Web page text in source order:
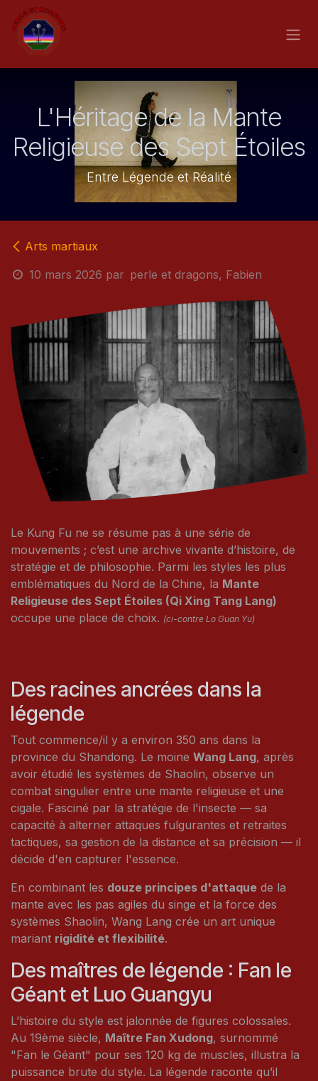
Se rendre au contenu
L'Héritage de la Mante
Religieuse des Sept Étoiles
Entre Légende et Réalité
Arts martiaux
10 mars 2026 par perle et dragons, Fabien
Le Kung Fu ne se résume pas à une série de
mouvements ; c’est une archive vivante d’histoire, de
stratégie et de philosophie. Parmi les styles les plus
emblématiques du Nord de la Chine, la Mante
Religieuse des Sept Étoiles (Qi Xing Tang Lang)
occupe une place de choix. (ci-contre Lo Guan Yu)
Des racines ancrées dans la
légende
Tout commence/il y a environ 350 ans dans la
province du Shandong. Le moine Wang Lang, après
avoir étudié les systèmes de Shaolin, observe un
combat singulier entre une mante religieuse et une
cigale. Fasciné par la stratégie de l'insecte — sa
capacité à alterner attaques fulgurantes et retraites
tactiques, sa gestion de la distance et sa précision — il
décide d'en capturer l'essence.
En combinant les douze principes d'attaque de la
mante avec les pas agiles du singe et la force des
systèmes Shaolin, Wang Lang crée un art unique
mariant rigidité et flexibilité.
Des maîtres de légende : Fan le
Géant et Luo Guangyu
L’histoire du style est jalonnée de figures colossales.
Au 19ème siècle, Maître Fan Xudong, surnommé
"Fan le Géant" pour ses 120 kg de muscles, illustra la
puissance brute du style. La légende raconte qu’il